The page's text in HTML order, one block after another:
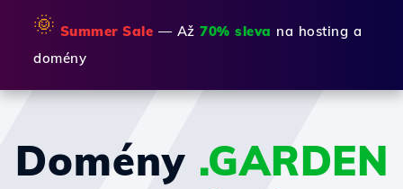
🌞 Summer Sale — Až 70% sleva na hosting a
domény
Domény .GARDEN